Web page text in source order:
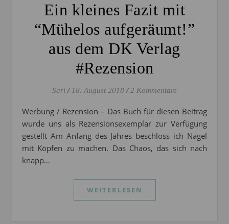
Ein kleines Fazit mit
“Mühelos aufgeräumt!”
aus dem DK Verlag
#Rezension
Sari / 18. August 2018 / 2 Kommentare
Werbung / Rezension – Das Buch für diesen Beitrag
wurde uns als Rezensionsexemplar zur Verfügung
gestellt Am Anfang des Jahres beschloss ich Nägel
mit Köpfen zu machen. Das Chaos, das sich nach
knapp…
WEITERLESEN